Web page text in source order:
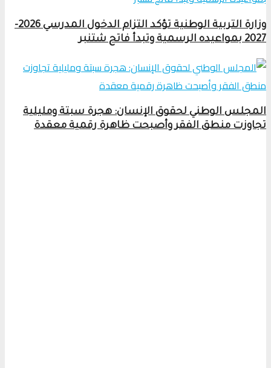
وزارة التربية الوطنية تؤكد التزام الدخول المدرسي 2026-
2027 بمواعيده الرسمية وتبدأ فاتح شتنبر
المجلس الوطني لحقوق الإنسان: هجرة سبتة ومليلية
تجاوزت منطق الفقر وأصبحت ظاهرة رقمية معقدة